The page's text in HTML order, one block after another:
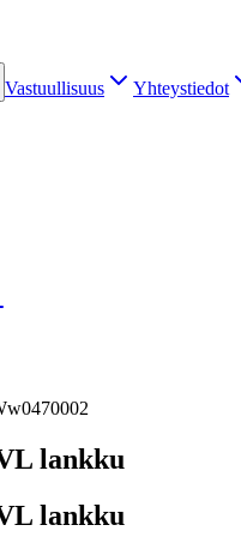
Vastuullisuus Yhteystiedot
lankku
lankku